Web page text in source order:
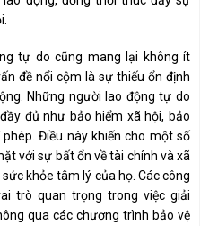
tự do cũng mang lại không ít
đề nổi cộm là sự thiếu ổn định
Những người lao động tự do
đủ như bảo hiểm xã hội, bảo
Điều này khiến cho một số
với sự bất ổn về tài chính và xã
khỏe tâm lý của họ. Các công
trò quan trọng trong việc giải
qua các chương trình bảo vệ